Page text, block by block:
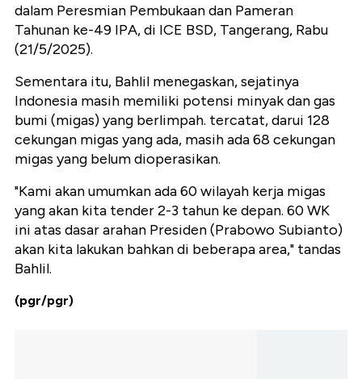
dalam Peresmian Pembukaan dan Pameran
Tahunan ke-49 IPA, di ICE BSD, Tangerang, Rabu
(21/5/2025).
Sementara itu, Bahlil menegaskan, sejatinya
Indonesia masih memiliki potensi minyak dan gas
bumi (migas) yang berlimpah. tercatat, darui 128
cekungan migas yang ada, masih ada 68 cekungan
migas yang belum dioperasikan.
"Kami akan umumkan ada 60 wilayah kerja migas
yang akan kita tender 2-3 tahun ke depan. 60 WK
ini atas dasar arahan Presiden (Prabowo Subianto)
akan kita lakukan bahkan di beberapa area," tandas
Bahlil.
(pgr/pgr)